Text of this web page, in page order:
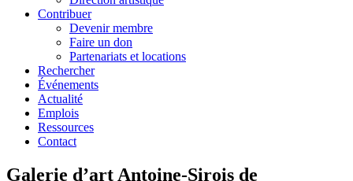
Contribuer
Devenir membre
Faire un don
Partenariats et locations
Rechercher
Événements
Actualité
Emplois
Ressources
Contact
Galerie d’art Antoine-Sirois de